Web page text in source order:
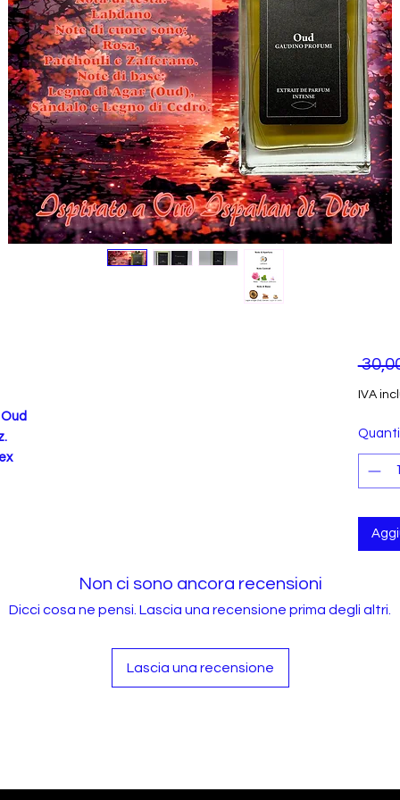
IVA
Non ci sono ancora recensioni
Dicci cosa ne pensi. Lascia una recensione prima degli altri.
Lascia una recensione